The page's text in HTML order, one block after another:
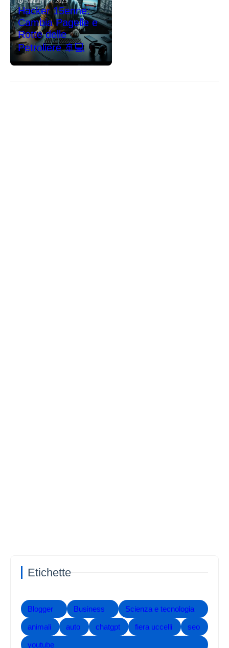
Hacker 15enne:
Cambia Pagelle e
Rotte delle
Petroliere 🚢💻
Etichette
Blogger Business Scienza e tecnologia
animali auto chatgpt fiera uccelli seo
youtube